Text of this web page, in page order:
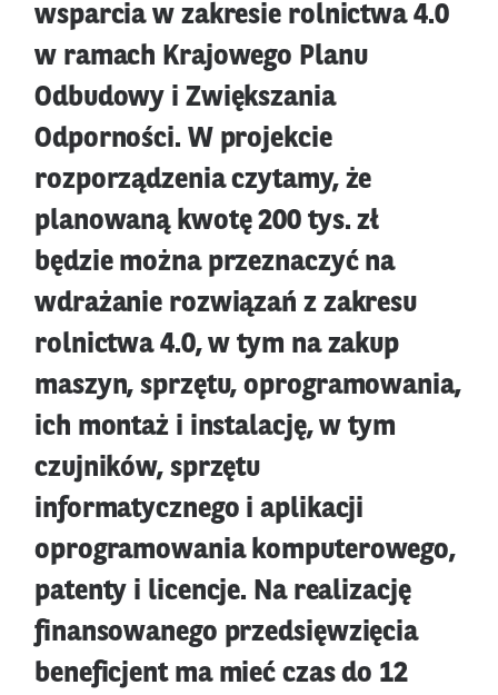
wsparcia w zakresie rolnictwa 4.0
w ramach Krajowego Planu
Odbudowy i Zwiększania
Odporności. W projekcie
rozporządzenia czytamy, że
planowaną kwotę 200 tys. zł
będzie można przeznaczyć na
wdrażanie rozwiązań z zakresu
rolnictwa 4.0, w tym na zakup
maszyn, sprzętu, oprogramowania,
ich montaż i instalację, w tym
czujników, sprzętu
informatycznego i aplikacji
oprogramowania komputerowego,
patenty i licencje. Na realizację
finansowanego przedsięwzięcia
beneficjent ma mieć czas do 12